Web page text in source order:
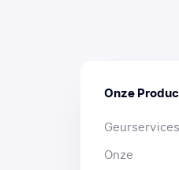
Onze
Geurservices
Onze